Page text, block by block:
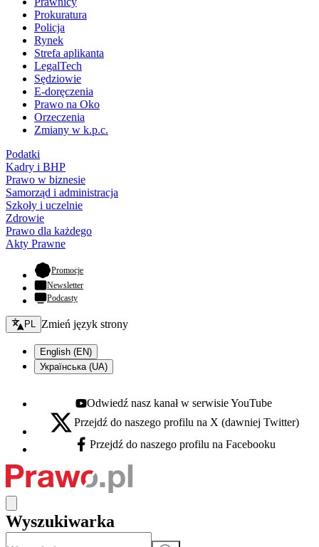
Prokuratura
Policja
Rynek
Strefa aplikanta
LegalTech
Sędziowie
E-doręczenia
Prawo na Oko
Orzeczenia
Zmiany w k.p.c.
Podatki
Kadry i BHP
Prawo w biznesie
Samorząd i administracja
Szkoły i uczelnie
Zdrowie
Prawo dla każdego
Akty Prawne
Promocje- otwiera się w nowej karcie
Newsletter
Podcasty
Zmień język - bieżący:
PL Zmień język strony
English (EN)
Українська (UA)
Youtube - otwiera się w nowej karcie
Odwiedź nasz kanał w serwisie YouTube
X - otwiera się w nowej karcie
Przejdź do naszego profilu na X (dawniej Twitter)
Facebook - otwiera się w nowej karcie
Przejdź do naszego profilu na Facebooku
Wyszukiwarka